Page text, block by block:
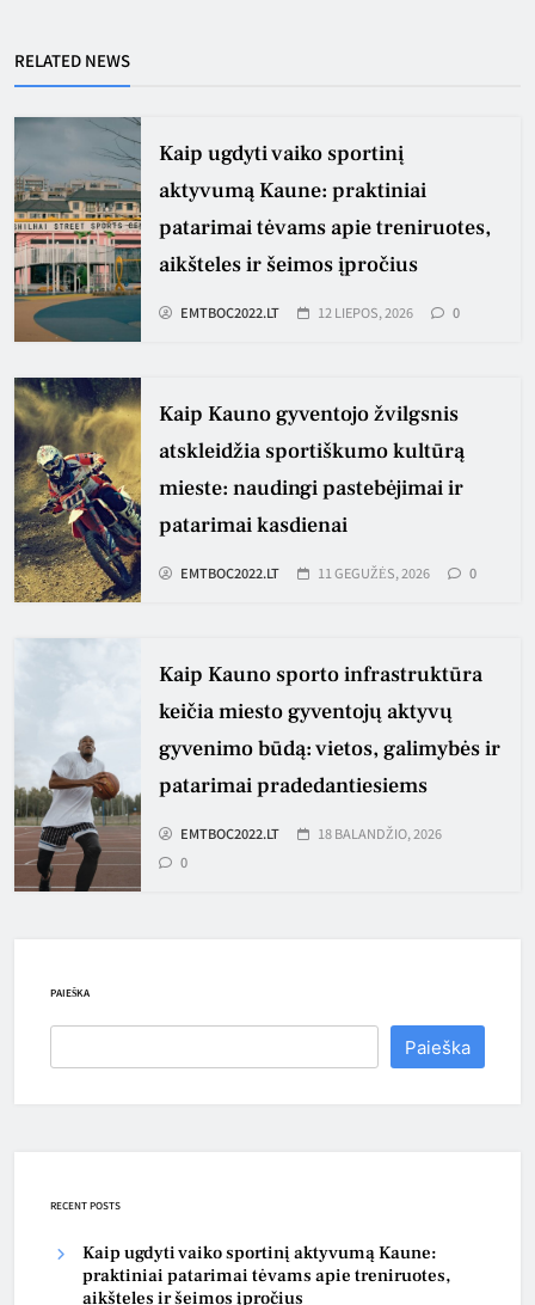
RELATED NEWS
Kaip ugdyti vaiko sportinį
aktyvumą Kaune: praktiniai
patarimai tėvams apie treniruotes,
aikšteles ir šeimos įpročius
EMTBOC2022.LT 12 LIEPOS, 2026 0
Kaip Kauno gyventojo žvilgsnis
atskleidžia sportiškumo kultūrą
mieste: naudingi pastebėjimai ir
patarimai kasdienai
EMTBOC2022.LT 11 GEGUŽĖS, 2026 0
Kaip Kauno sporto infrastruktūra
keičia miesto gyventojų aktyvų
gyvenimo būdą: vietos, galimybės ir
patarimai pradedantiesiems
EMTBOC2022.LT
18 BALANDŽIO, 2026
0
PAIEŠKA
Paieška
RECENT POSTS
Kaip ugdyti vaiko sportinį aktyvumą Kaune:
praktiniai patarimai tėvams apie treniruotes,
aikšteles ir šeimos įpročius